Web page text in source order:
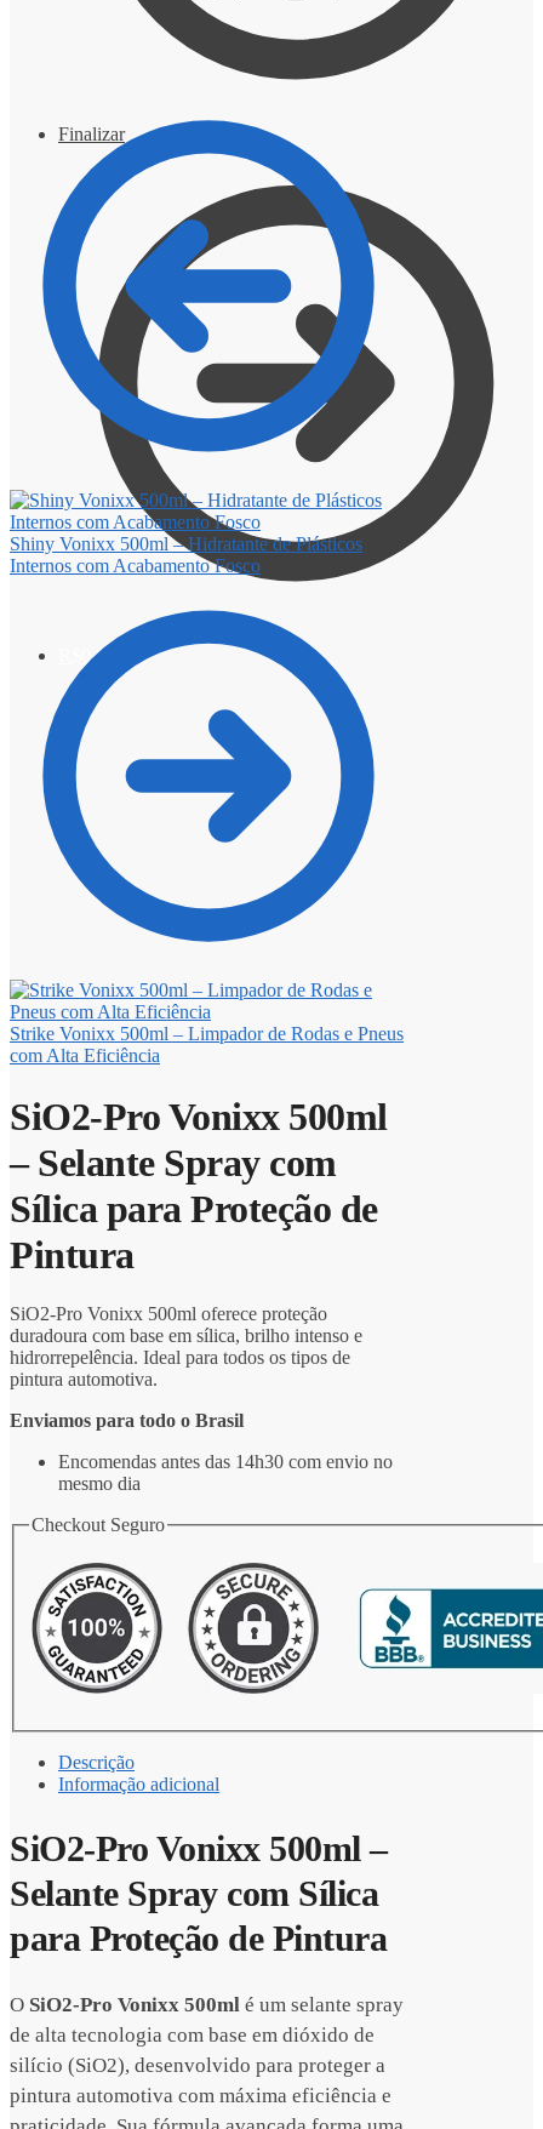
Finalizar
0,00
Shiny Vonixx 500ml – Hidratante de Plásticos
Internos com Acabamento Fosco
Strike Vonixx 500ml – Limpador de Rodas e Pneus
com Alta Eficiência
SiO2-Pro Vonixx 500ml
– Selante Spray com
Sílica para Proteção de
Pintura
SiO2-Pro Vonixx 500ml oferece proteção
duradoura com base em sílica, brilho intenso e
hidrorrepelência. Ideal para todos os tipos de
pintura automotiva.
Enviamos para todo o Brasil
Encomendas antes das 14h30 com envio no
mesmo dia
Checkout Seguro
Descrição
Informação adicional
SiO2-Pro Vonixx 500ml –
Selante Spray com Sílica
para Proteção de Pintura
O SiO2-Pro Vonixx 500ml é um selante spray
de alta tecnologia com base em dióxido de
silício (SiO2), desenvolvido para proteger a
pintura automotiva com máxima eficiência e